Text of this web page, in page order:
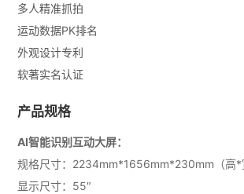
多人精准抓拍
运动数据PK排名
外观设计专利
软著实名认证
产品规格
AI智能识别互动大屏：
规格尺寸：2234mm*1656mm*230mm（高*
显示尺寸：55″